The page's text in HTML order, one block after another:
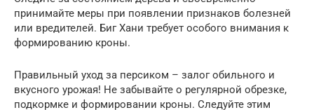
принимайте меры при появлении признаков болезней
или вредителей. Биг Хани требует особого внимания к
формированию кроны.
Правильный уход за персиком – залог обильного и
вкусного урожая! Не забывайте о регулярной обрезке,
подкормке и формировании кроны. Следуйте этим